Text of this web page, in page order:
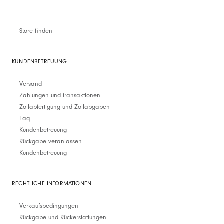
Store finden
KUNDENBETREUUNG
Versand
Zahlungen und transaktionen
Zollabfertigung und Zollabgaben
Faq
Kundenbetreuung
Rückgabe veranlassen
Kundenbetreuung
RECHTLICHE INFORMATIONEN
Verkaufsbedingungen
Rückgabe und Rückerstattungen